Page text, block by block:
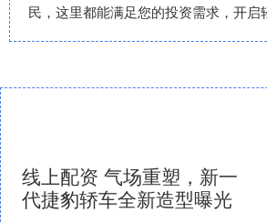
民，这里都能满足您的投资需求，开启
线上配资 气场重塑，新一
代捷豹轿车全新造型曝光